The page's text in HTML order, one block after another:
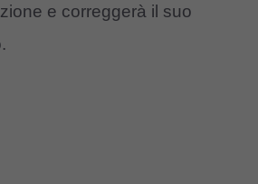
e correggerà il suo